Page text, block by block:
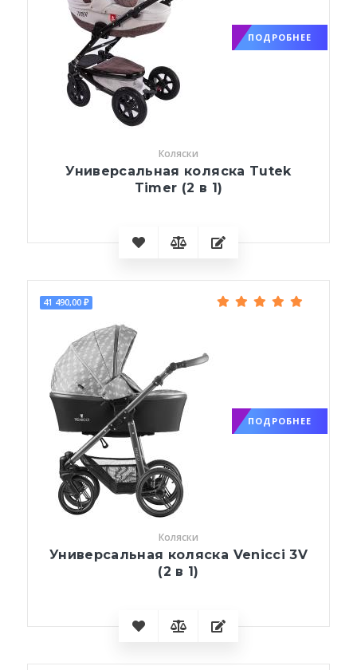
ПОДРОБНЕЕ
Коляски
Универсальная коляска Tutek
Timer (2 в 1)
41 490,00 ₽
ПОДРОБНЕЕ
Коляски
Универсальная коляска Venicci 3V
(2 в 1)